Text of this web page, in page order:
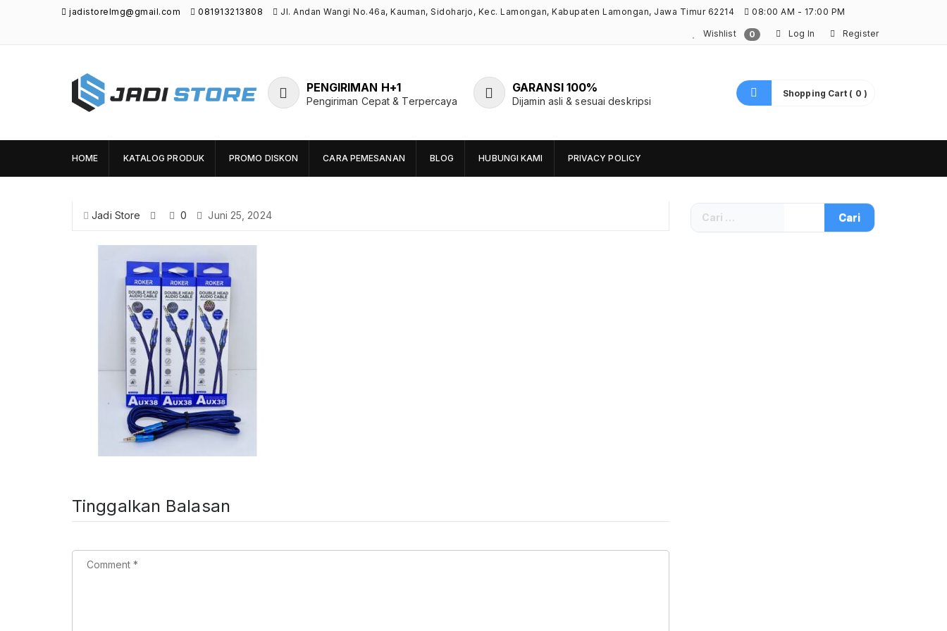
jadistorelmg@gmail.com 081913213808 Jl. Andan Wangi No.46a, Kauman, Sidoharjo, Kec. Lamongan, Kabupaten Lamongan, Jawa Timur 62214 08:00 AM - 17:00 PM
Wishlist 0 Log In Register
Jadi Store
Unik di Lamongan
PENGIRIMAN H+1
Pengiriman Cepat & Terpercaya
GARANSI 100%
Dijamin asli & sesuai deskripsi
Shopping Cart ( 0 )
HOME KATALOG PRODUK PROMO DISKON CARA PEMESANAN BLOG HUBUNGI KAMI PRIVACY POLICY
Jadi Store 0 Juni 25, 2024
Tinggalkan Balasan
Cari
untuk: